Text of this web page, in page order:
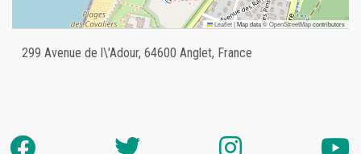
Leaflet|Map data ©OpenStreetMapcontributors
299 Avenue de l\'Adour, 64600 Anglet, France